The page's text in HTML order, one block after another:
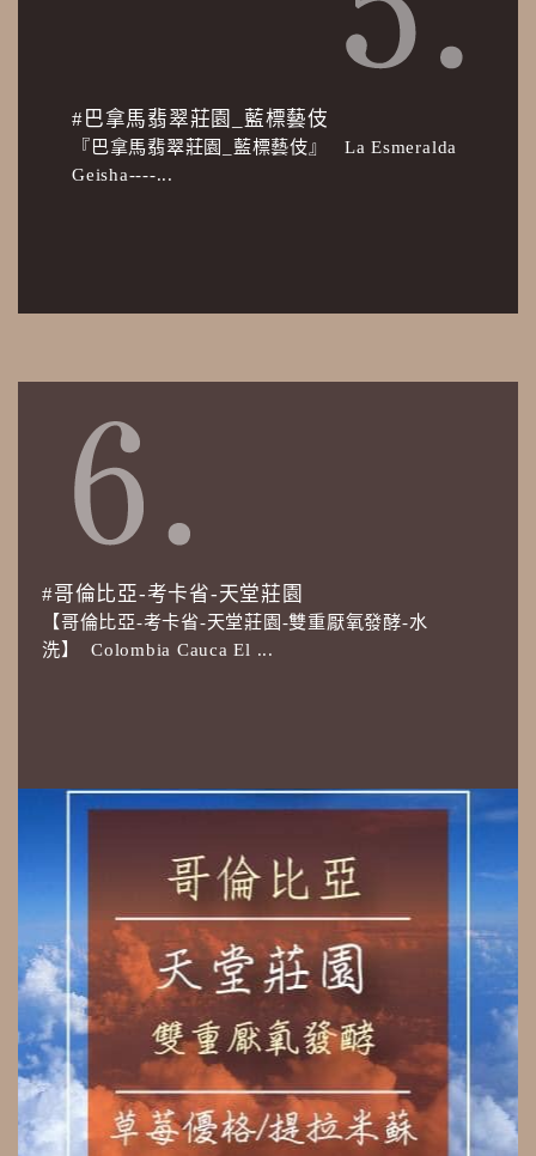
#巴拿馬翡翠莊園_藍標藝伎
『巴拿馬翡翠莊園_藍標藝伎』 La Esmeralda
Geisha----...
#哥倫比亞-考卡省-天堂莊園
【哥倫比亞-考卡省-天堂莊園-雙重厭氧發酵-水
洗】 Colombia Cauca El ...